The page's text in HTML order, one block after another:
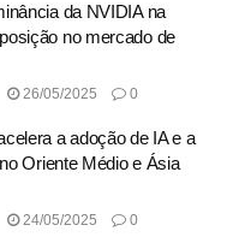
da NVIDIA na
no mercado de
26/05/2025 0
a adoção de IA e a
Oriente Médio e Ásia
24/05/2025 0